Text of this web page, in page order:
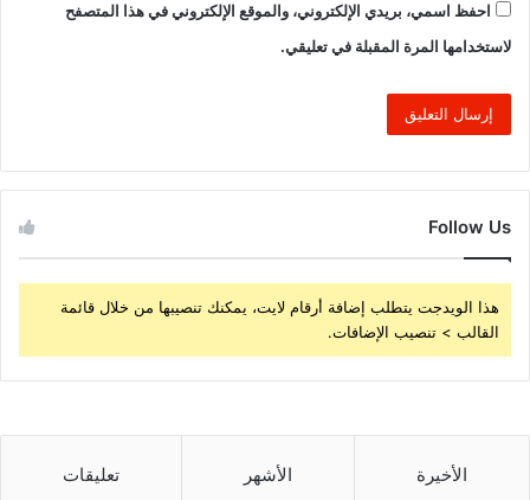
احفظ اسمي، بريدي الإلكتروني، والموقع الإلكتروني في هذا المتصفح
لاستخدامها المرة المقبلة في تعليقي.
Follow Us
هذا الويدجت يتطلب إضافة أرقام لايت، يمكنك تنصيبها من خلال قائمة
القالب > تنصيب الإضافات.
الأخيرة الأشهر تعليقات